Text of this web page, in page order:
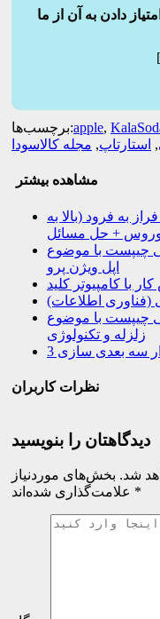
دادن به آن از ما
برچسب‌ها:apple,
, استارتاپ, مجله کالاسودا
مشاهده بیشتر
به فرود (بالا به
+ حل مسائل
چیپست با موضوع
اپل ویژن پرو
با کامپیوتر کلید
(فناوری اطلاعات)
چیپست با موضوع
زلزله و تکنولوژی
نظرات کاربران
دیدگاهتان را بنویسید
شد. بخش‌های موردنیاز
*